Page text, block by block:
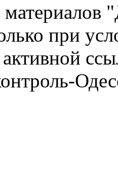
материалов
при
активной